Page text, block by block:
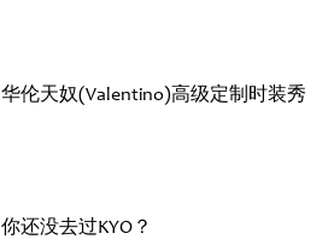
华伦天奴(Valentino)高级定制时装秀
你还没去过KYO？